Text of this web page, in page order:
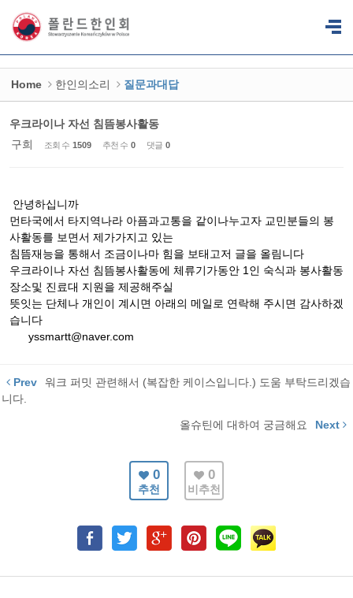
Home 한인의소리 질문과대답
우크라이나 자선 침뜸봉사활동
구희
조회 수 1509 추천 수 0 댓글 0
안녕하십니까
먼타국에서 타지역나라 아픔과고통을 같이나누고자 교민분들의 봉
사활동를 보면서 제가가지고 있는
침뜸재능을 통해서 조금이나마 힘을 보태고저 글을 올림니다
우크라이나 자선 침뜸봉사활동에 체류기가동안 1인 숙식과 봉사활동
장소및 진료대 지원을 제공해주실
뜻잇는 단체나 개인이 계시면 아래의 메일로 연락해 주시면 감사하겠
습니다
yssmartt@naver.com
Prev
워크 퍼밋 관련해서 (복잡한 케이스입니다.) 도움 부탁드리겠습
니다.
올슈틴에 대하여 궁금해요 Next
0
추천
0
비추천